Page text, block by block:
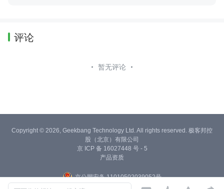
评论
暂无评论
Copyright © 2026, Geekbang Technology Ltd. All rights reserved. 极客邦控
股（北京）有限公司
京 ICP 备 16027448 号 - 5
产品资质
京公网安备 11010502039052号